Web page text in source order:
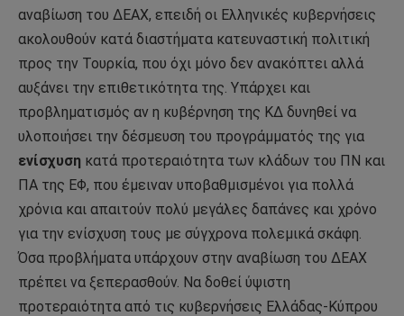
αναβίωση του ΔΕΑΧ, επειδή οι Ελληνικές κυβερνήσεις
ακολουθούν κατά διαστήματα κατευναστική πολιτική
προς την Τουρκία, που όχι μόνο δεν ανακόπτει αλλά
αυξάνει την επιθετικότητα της. Υπάρχει και
προβληματισμός αν η κυβέρνηση της ΚΔ δυνηθεί να
υλοποιήσει την δέσμευση του προγράμματός της για
ενίσχυση κατά προτεραιότητα των κλάδων του ΠΝ και
ΠΑ της ΕΦ, που έμειναν υποβαθμισμένοι για πολλά
χρόνια και απαιτούν πολύ μεγάλες δαπάνες και χρόνο
για την ενίσχυση τους με σύγχρονα πολεμικά σκάφη.
Όσα προβλήματα υπάρχουν στην αναβίωση του ΔΕΑΧ
πρέπει να ξεπερασθούν. Να δοθεί ύψιστη
προτεραιότητα από τις κυβερνήσεις Ελλάδας-Κύπρου